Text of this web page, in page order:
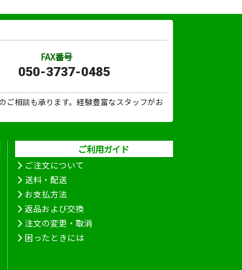
FAX番号
050-3737-0485
ご相談も承ります。経験豊富なスタッフがお
ご利用ガイド
ご注文について
送料・配送
お支払方法
返品および交換
注文の変更・取消
困ったときには